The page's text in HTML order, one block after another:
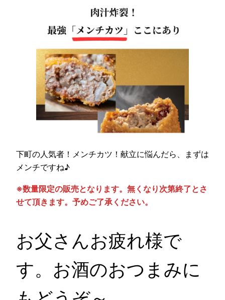
下町の人気者！メンチカツ！献立に悩んだら、まずは
メンチですね♪
※数量限定の販売となります。無くなり次第終了とさ
せて頂きます。予めご了承ください。
お父さんお疲れ様で
す。お酒のおつまみに